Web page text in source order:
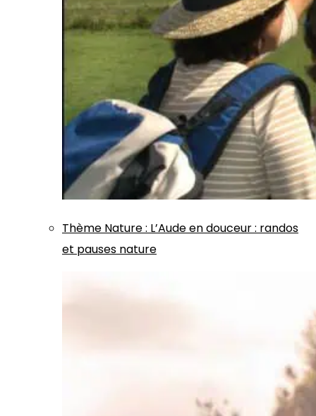
Thème Nature: L’Aude en douceur : randos
et pauses nature